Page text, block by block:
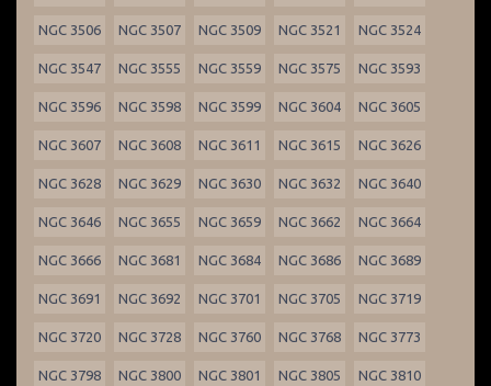
NGC 3506 NGC 3507 NGC 3509 NGC 3521 NGC 3524
NGC 3547 NGC 3555 NGC 3559 NGC 3575 NGC 3593
NGC 3596 NGC 3598 NGC 3599 NGC 3604 NGC 3605
NGC 3607 NGC 3608 NGC 3611 NGC 3615 NGC 3626
NGC 3628 NGC 3629 NGC 3630 NGC 3632 NGC 3640
NGC 3646 NGC 3655 NGC 3659 NGC 3662 NGC 3664
NGC 3666 NGC 3681 NGC 3684 NGC 3686 NGC 3689
NGC 3691 NGC 3692 NGC 3701 NGC 3705 NGC 3719
NGC 3720 NGC 3728 NGC 3760 NGC 3768 NGC 3773
NGC 3798 NGC 3800 NGC 3801 NGC 3805 NGC 3810